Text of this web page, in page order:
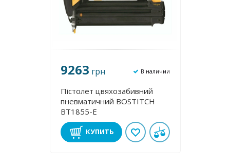
9263 грн В наличии
Пістолет цвяхозабивний
пневматичний BOSTITCH
BT1855-E
КУПИТЬ